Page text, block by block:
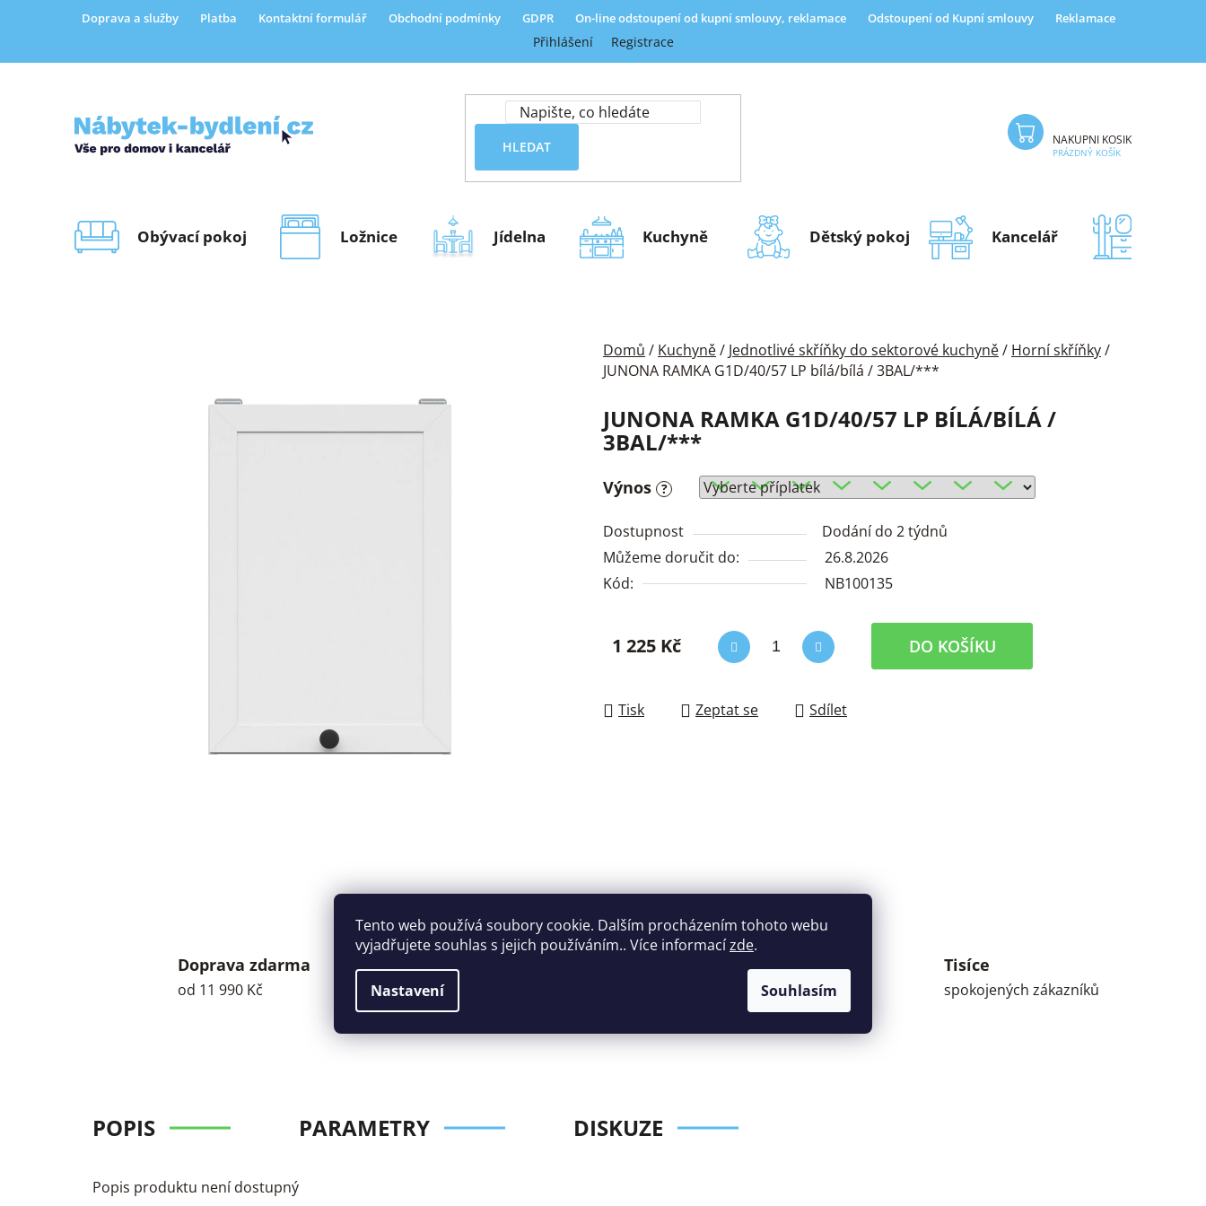
Tento web používá soubory cookie. Dalším procházením tohoto webu
vyjadřujete souhlas s jejich používáním.. Více informacízde.
Nastavení Souhlasím
Doprava a služby Platba Kontaktní formulář Obchodní podmínky GDPR On-line odstoupení od kupní smlouvy, reklamace Odstoupení od Kupní smlouvy Reklamace
Přihlášení Registrace
HLEDAT NÁKUPNÍ KOŠÍK
PRÁZDNÝ KOŠÍK
Obývací pokoj Ložnice Jídelna Kuchyně Dětský pokoj Kancelář
Domů / Kuchyně/ Jednotlivé skříňky do sektorové kuchyně/ Horní skříňky/
JUNONA RAMKA G1D/40/57 LP bílá/bílá / 3BAL/***
JUNONA RAMKA G1D/40/57 LP BÍLÁ/BÍLÁ /
3BAL/***
Výnos ?
Dostupnost
Dodání do 2 týdnů
Můžeme doručit do:
26.8.2026
Kód:
NB100135
1 225 Kč DO KOŠÍKU
Tisk Zeptat se Sdílet
Doprava zdarma
od 11 990 Kč
Perfektní
zákaznická podpora
Široký výběr
nábytku za rozumné
Tisíce
spokojených zákazníků
POPIS PARAMETRY DISKUZE
Popis produktu není dostupný